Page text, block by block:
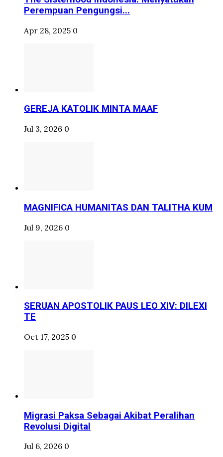
Perempuan Pengungsi...
Apr 28, 2025 0
GEREJA KATOLIK MINTA MAAF
Jul 3, 2026 0
MAGNIFICA HUMANITAS DAN TALITHA KUM
Jul 9, 2026 0
SERUAN APOSTOLIK PAUS LEO XIV: DILEXI
TE
Oct 17, 2025 0
Migrasi Paksa Sebagai Akibat Peralihan
Revolusi Digital
Jul 6, 2026 0